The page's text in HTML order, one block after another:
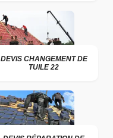
DEVIS CHANGEMENT DE
TUILE 22